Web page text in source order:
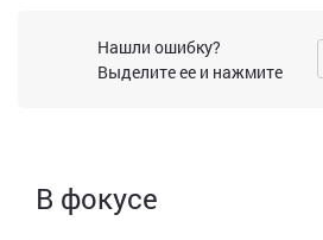
Нашли ошибку?
Выделите ее и нажмите
В фокусе